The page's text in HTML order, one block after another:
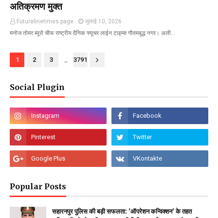
अतिक्रमण मुक्त
Futurelinetimes.page
जुलाई 10, 2026
मनोज तोमर ब्यूरो चीफ राष्ट्रीय दैनिक फ्यूचर लाईन टाइम्स गौतमबुद्ध नगर। अली…
1 2 3 ... 3791
Social Plugin
Popular Posts
सहारनपुर पुलिस की बड़ी सफलता: 'ऑपरेशन कन्विक्शन' के तहत